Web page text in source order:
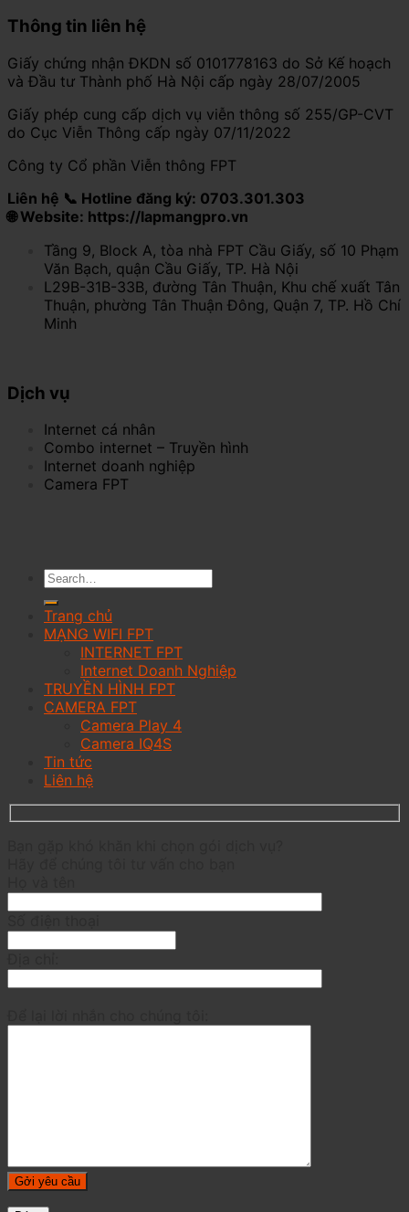
Thông tin liên hệ
Giấy chứng nhận ĐKDN số 0101778163 do Sở Kế hoạch
và Đầu tư Thành phố Hà Nội cấp ngày 28/07/2005
Giấy phép cung cấp dịch vụ viễn thông số 255/GP-CVT
do Cục Viễn Thông cấp ngày 07/11/2022
Công ty Cổ phần Viễn thông FPT
Liên hệ 📞 Hotline đăng ký: 0703.301.303
🌐 Website: https://lapmangpro.vn
Tầng 9, Block A, tòa nhà FPT Cầu Giấy, số 10 Phạm
Văn Bạch, quận Cầu Giấy, TP. Hà Nội
L29B-31B-33B, đường Tân Thuận, Khu chế xuất Tân
Thuận, phường Tân Thuận Đông, Quận 7, TP. Hồ Chí
Minh
Dịch vụ
Internet cá nhân
Combo internet – Truyền hình
Internet doanh nghiệp
Camera FPT
Trang chủ
MẠNG WIFI FPT
INTERNET FPT
Internet Doanh Nghiệp
TRUYỀN HÌNH FPT
CAMERA FPT
Camera Play 4
Camera IQ4S
Tin tức
Liên hệ